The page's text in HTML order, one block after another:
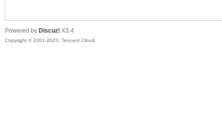
Powered by Discuz! X3.4
Copyright © 2001-2023, Tencent Cloud.